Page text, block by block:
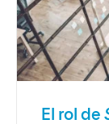
El rol de